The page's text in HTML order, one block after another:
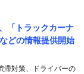
「トラックカーナ
どの情報提供開始
滞対策、ドライバーの